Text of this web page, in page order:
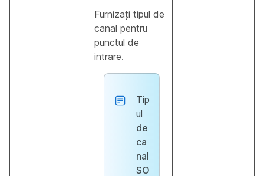
Furnizați tipul de
canal pentru
punctul de
intrare.
Tip
ul
de
ca
nal
SO